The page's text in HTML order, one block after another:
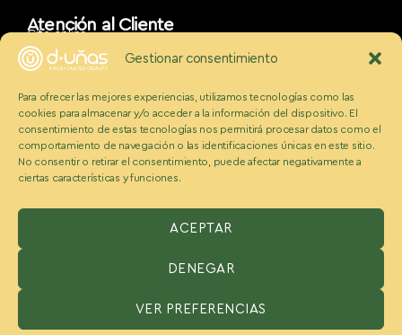
Gestionar consentimiento
Para ofrecer las mejores experiencias, utilizamos tecnologías como las
cookies para almacenar y/o acceder a la información del dispositivo. El
consentimiento de estas tecnologías nos permitirá procesar datos como el
comportamiento de navegación o las identificaciones únicas en este sitio.
No consentir o retirar el consentimiento, puede afectar negativamente a
ciertas características y funciones.
ACEPTAR
DENEGAR
VER PREFERENCIAS
Atención al Cliente
Cita online
App móvil
d_uñaslovers
Bonos d-uñas
Contacto
Conócenos
Somos Ecobeauty
Conocenos
Medios
Blog
USA:D-Unas Franchising USA, Inc. 520 S Dixie Hwy, Hallandale,